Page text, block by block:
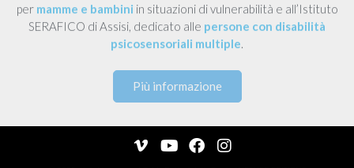
per mamme e bambini in situazioni di vulnerabilità e all’Istituto
SERAFICO di Assisi, dedicato alle persone con disabilità
psicosensoriali multiple.
Più informazione